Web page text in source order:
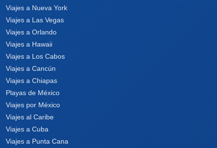
Viajes a Nueva York
Viajes a Las Vegas
Viajes a Orlando
Viajes a Hawaii
Viajes a Los Cabos
Viajes a Cancún
Viajes a Chiapas
Playas de México
Viajes por México
Viajes al Caribe
Viajes a Cuba
Viajes a Punta Cana